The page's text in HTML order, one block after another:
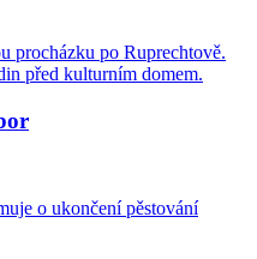
procházku po Ruprechtově.
před kulturním domem.
o ukončení pěstování